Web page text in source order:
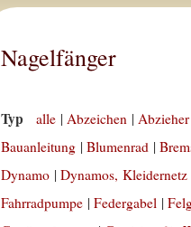
Nagelfänger
Typ alle |Abzeichen |
Bauanleitung |Blumenrad |
Dynamo |Dynamos, Kleidernetz
Fahrradpumpe |Federgabel |